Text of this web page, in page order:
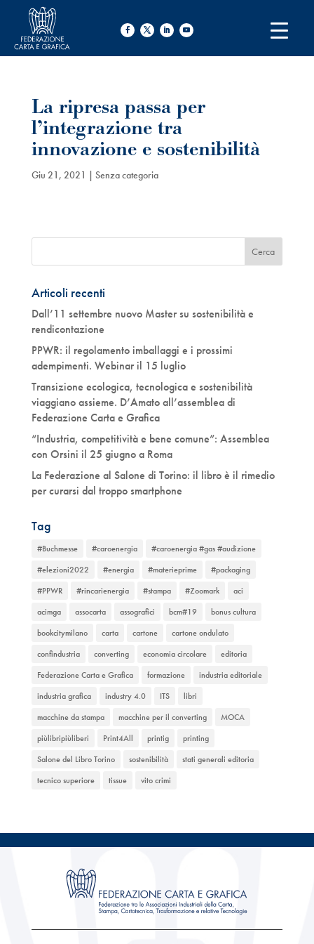
La ripresa passa per
l’integrazione tra
innovazione e sostenibilità
Giu 21, 2021 | Senza categoria
Articoli recenti
Dall’11 settembre nuovo Master su sostenibilità e
rendicontazione
PPWR: il regolamento imballaggi e i prossimi
adempimenti. Webinar il 15 luglio
Transizione ecologica, tecnologica e sostenibilità
viaggiano assieme. D’Amato all’assemblea di
Federazione Carta e Grafica
“Industria, competitività e bene comune”: Assemblea
con Orsini il 25 giugno a Roma
La Federazione al Salone di Torino: il libro è il rimedio
per curarsi dal troppo smartphone
Tag
#Buchmesse #caroenergia
#caroenergia #gas #audizione
#elezioni2022
#energia #materieprime
#packaging
#PPWR
#rincarienergia #stampa #Zoomark
aci
acimga
assocarta assografici bcm#19
bonus cultura
bookcitymilano
carta cartone
cartone ondulato
confindustria
converting economia circolare
editoria
Federazione Carta e Grafica
formazione
industria editoriale
industria grafica
industry 4.0 ITS
libri
macchine da stampa
macchine per il converting
MOCA
piùlibripiùliberi
Print4All printig
printing
Salone del Libro Torino
sostenibilità
stati generali editoria
tecnico superiore
tissue vito crimi